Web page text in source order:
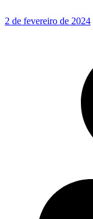
2 de fevereiro de 2024